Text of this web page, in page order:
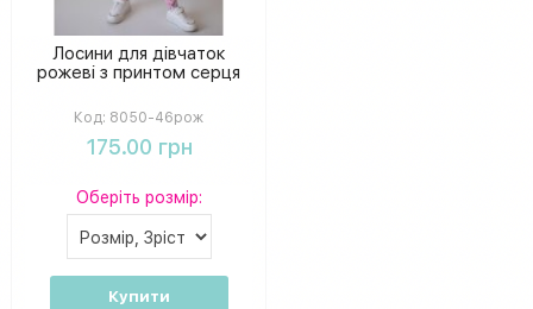
Лосини для дівчаток
рожеві з принтом серця
Код: 8050-46рож
175.00 грн
Оберіть розмір:
Купити